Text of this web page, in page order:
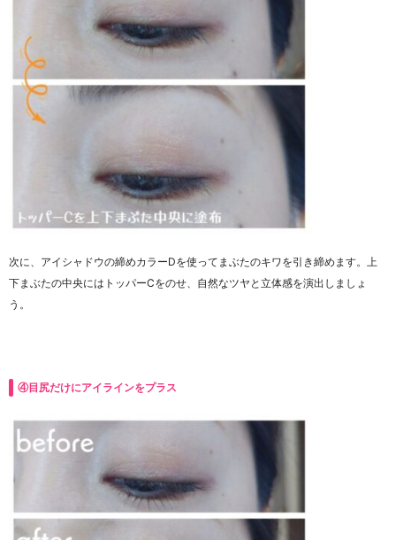
次に、アイシャドウの締めカラーDを使ってまぶたのキワを引き締めます。上
下まぶたの中央にはトッパーCをのせ、自然なツヤと立体感を演出しましょ
う。
④目尻だけにアイラインをプラス